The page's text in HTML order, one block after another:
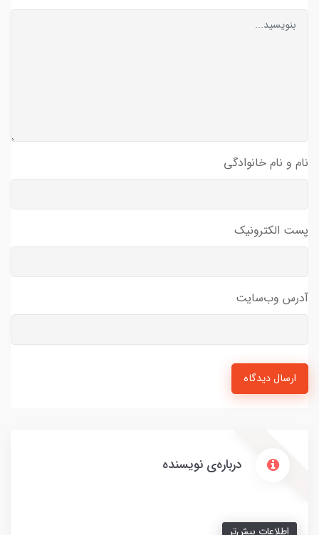
نام و نام خانوادگی
پست الکترونیک
آدرس وب‌سایت
ارسال دیدگاه
درباره‌ی نویسنده
اطلاعات بیش‌تر